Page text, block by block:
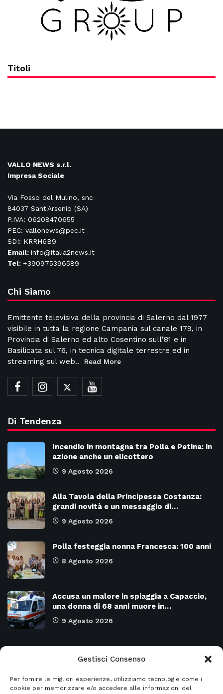
Gestisci Consenso
Per fornire le migliori esperienze, utilizziamo tecnologie come i
cookie per memorizzare e/o accedere alle informazioni del
Titoli
VALLO NEWS s.r.l.
Impresa Sociale
Via Fosso del Mulino, snc
84037 Sant'Arsenio (SA)
P.IVA: 06208470655
PEC: vallonews@pec.it
SDI: KRRH6B9
Email: info@italia2news.it
Tel: +390975396589
Chi Siamo
Emittente televisiva della provincia di Salerno dal 1977
visibile in tutta la regione Campania sul canale 179, in
Provincia di Salerno ed alto Cosentino sull'81 e in
Basilicata sul 76, in tecnica digitale terrestre ed in
streaming sul web..
Read More
Di Tendenza
Incendio in montagna tra Polla e Petina: in
azione anche un elicottero
9 Agosto 2026
Alla Tavola della Principessa Costanza:
grandi novità e un messaggio di…
9 Agosto 2026
Polla festeggia nonna Francesca: 100 anni
8 Agosto 2026
Accusa un malore in spiaggia a Capaccio,
una donna di 68 anni muore in…
9 Agosto 2026
Attualità 8978 SALERNO e Provincia 4137